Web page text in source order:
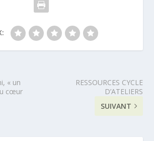
« un
cœur
RESSOURCES CYCLE
D’ATELIERS
SUIVANT